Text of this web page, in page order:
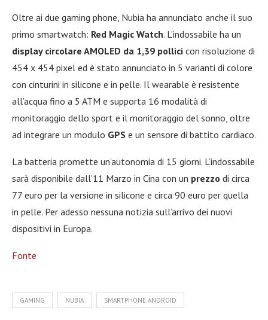
Oltre ai due gaming phone, Nubia ha annunciato anche il suo
primo smartwatch: Red Magic Watch. L’indossabile ha un
display circolare AMOLED da 1,39 pollici con risoluzione di
454 x 454 pixel ed è stato annunciato in 5 varianti di colore
con cinturini in silicone e in pelle. Il wearable è resistente
all’acqua fino a 5 ATM e supporta 16 modalità di
monitoraggio dello sport e il monitoraggio del sonno, oltre
ad integrare un modulo GPS e un sensore di battito cardiaco.
La batteria promette un’autonomia di 15 giorni. L’indossabile
sarà disponibile dall’11 Marzo in Cina con un prezzo di circa
77 euro per la versione in silicone e circa 90 euro per quella
in pelle. Per adesso nessuna notizia sull’arrivo dei nuovi
dispositivi in Europa.
Fonte
GAMING NUBIA SMARTPHONE ANDROID